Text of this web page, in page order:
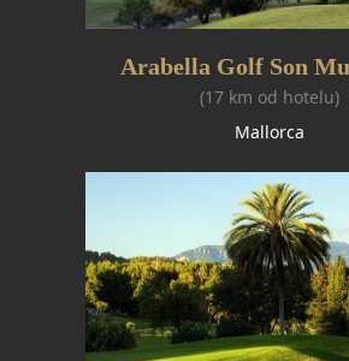
Arabella Golf Son
(17 km od hotelu)
Mallorca